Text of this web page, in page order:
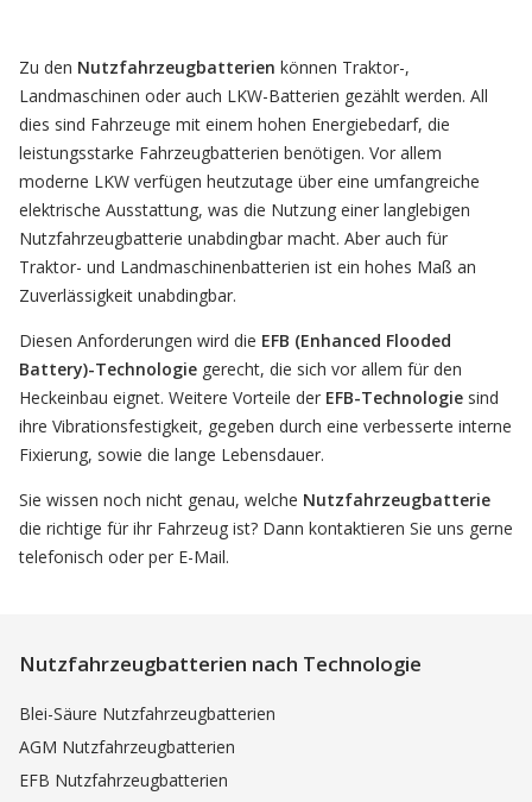
Zu den Nutzfahrzeugbatterien können Traktor-,
Landmaschinen oder auch LKW-Batterien gezählt werden. All
dies sind Fahrzeuge mit einem hohen Energiebedarf, die
leistungsstarke Fahrzeugbatterien benötigen. Vor allem
moderne LKW verfügen heutzutage über eine umfangreiche
elektrische Ausstattung, was die Nutzung einer langlebigen
Nutzfahrzeugbatterie unabdingbar macht. Aber auch für
Traktor- und Landmaschinenbatterien ist ein hohes Maß an
Zuverlässigkeit unabdingbar.
Diesen Anforderungen wird die EFB (Enhanced Flooded
Battery)-Technologie gerecht, die sich vor allem für den
Heckeinbau eignet. Weitere Vorteile der EFB-Technologie sind
ihre Vibrationsfestigkeit, gegeben durch eine verbesserte interne
Fixierung, sowie die lange Lebensdauer.
Sie wissen noch nicht genau, welche Nutzfahrzeugbatterie
die richtige für ihr Fahrzeug ist? Dann kontaktieren Sie uns gerne
telefonisch oder per E-Mail.
Nutzfahrzeugbatterien nach Technologie
Blei-Säure Nutzfahrzeugbatterien
AGM Nutzfahrzeugbatterien
EFB Nutzfahrzeugbatterien